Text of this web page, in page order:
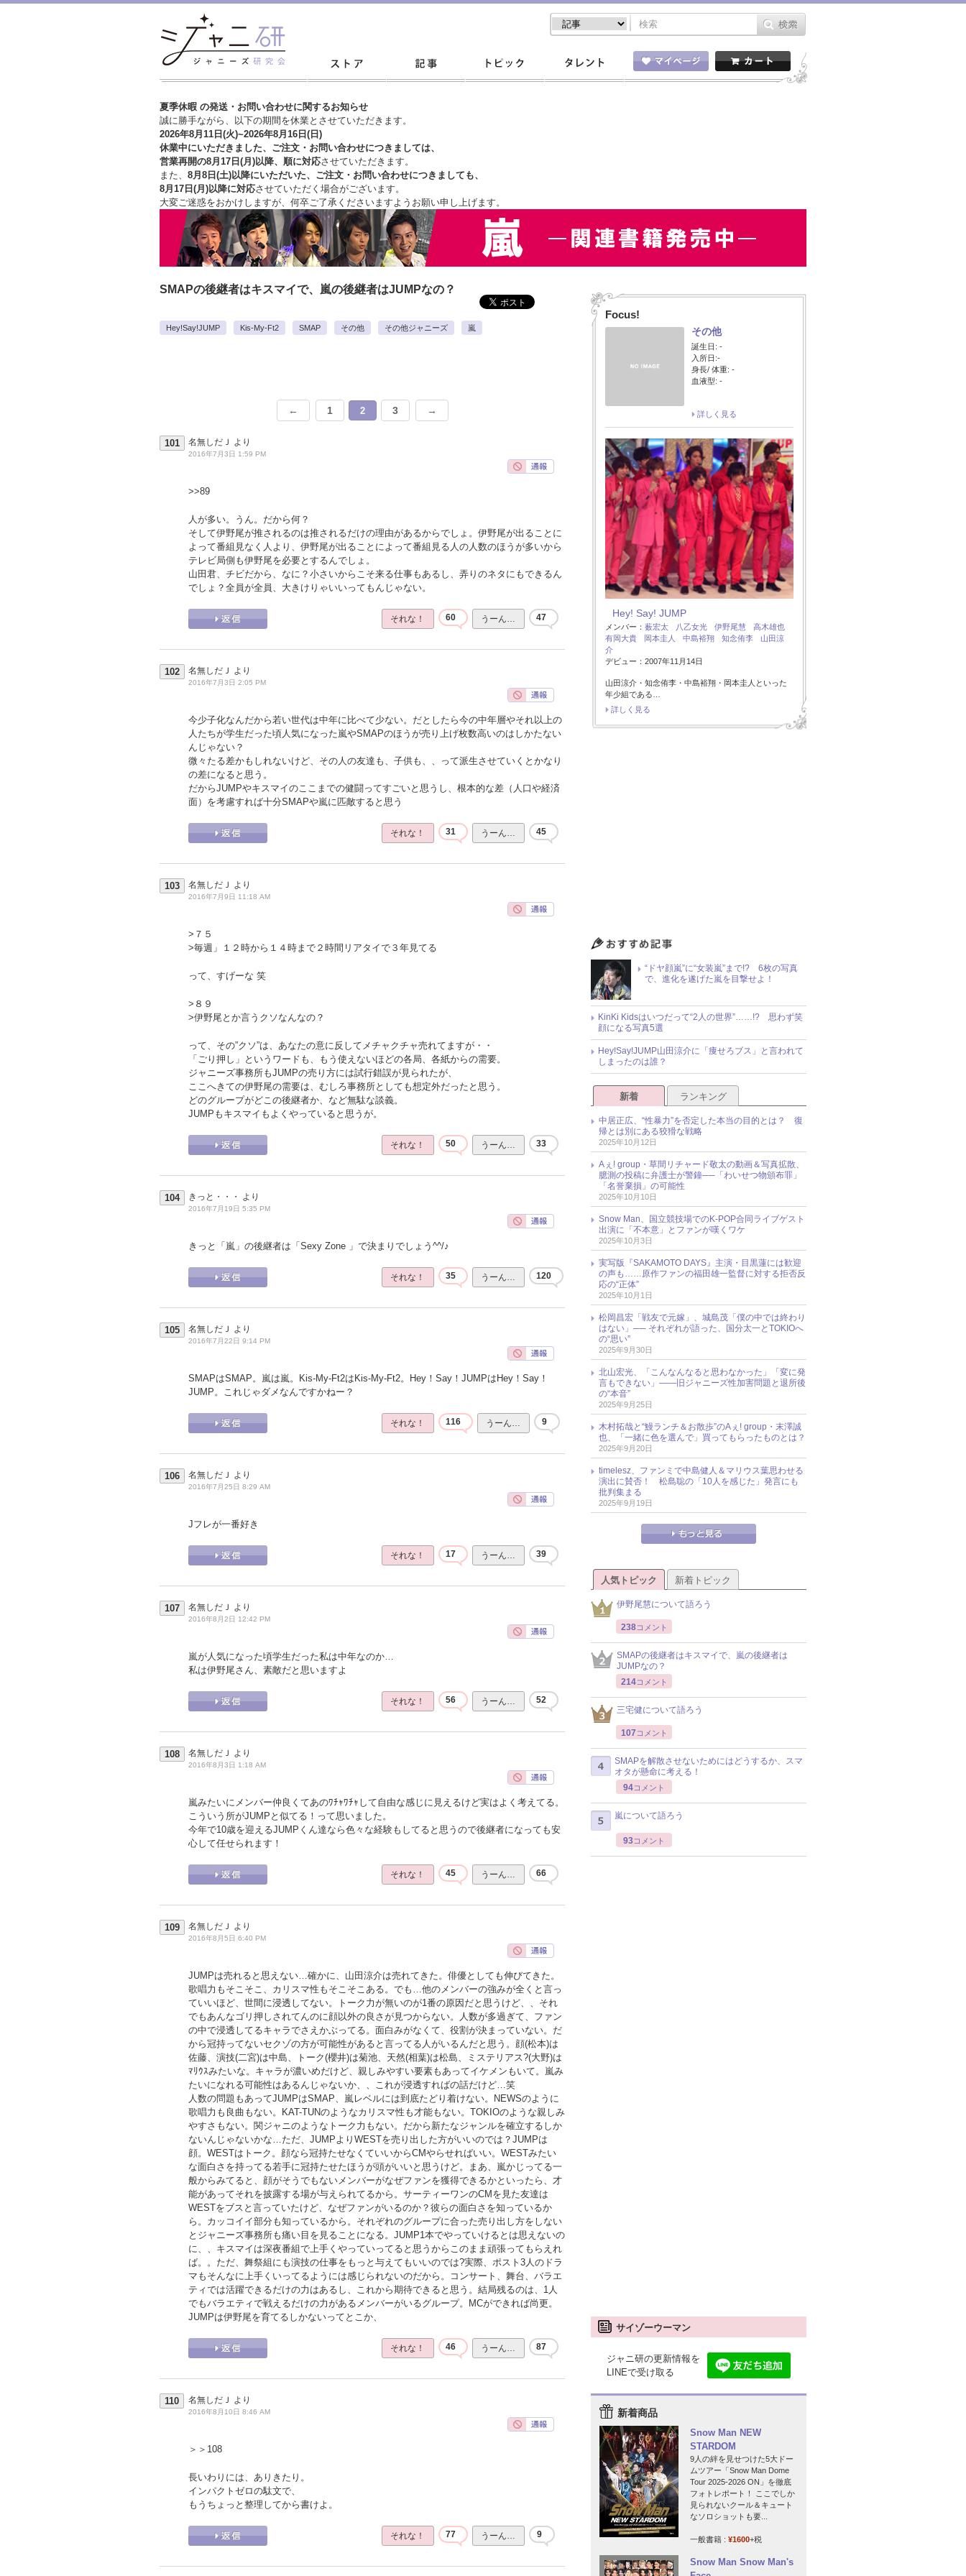
夏季休暇 の発送・お問い合わせに関するお知らせ
誠に勝手ながら、以下の期間を休業とさせていただきます。
2026年8月11日(火)~2026年8月16日(日)
休業中にいただきました、ご注文・お問い合わせにつきましては、
営業再開の8月17日(月)以降、順に対応させていただきます。
また、 8月8日(土)以降にいただいた、ご注文・ お問い合わせにつきましても、
8月17日(月)以降に対応させていただく場合がございます。
大変ご迷惑をおかけしますが、 何卒ご了承くださいますようお願い申し上げます。
SMAPの後継者はキスマイで、嵐の後継者はJUMPなの？
Hey!Say!JUMP Kis-My-Ft2 SMAP その他 その他ジャニーズ 嵐
← 1 2 3 →
101 名無しだＪ より
2016年7月3日 1:59 PM
>>89
人が多い。うん。だから何？
そして伊野尾が推されるのは推されるだけの理由があるからでしょ。伊野尾が出ることに
よって番組見なく人より、伊野尾が出ることによって番組見る人の人数のほうが多いから
テレビ局側も伊野尾を必要とするんでしょ。
山田君、チビだから、なに？小さいからこそ来る仕事もあるし、弄りのネタにもできるん
でしょ？全員が全員、大きけりゃいいってもんじゃない。
それな！ 60 うーん… 47
102 名無しだＪ より
2016年7月3日 2:05 PM
今少子化なんだから若い世代は中年に比べて少ない。だとしたら今の中年層やそれ以上の
人たちが学生だった頃人気になった嵐やSMAPのほうが売り上げ枚数高いのはしかたない
んじゃない？
微々たる差かもしれないけど、その人の友達も、子供も、、って派生させていくとかなり
の差になると思う。
だからJUMPやキスマイのここまでの健闘ってすごいと思うし、根本的な差（人口や経済
面）を考慮すれば十分SMAPや嵐に匹敵すると思う
それな！ 31 うーん… 45
103 名無しだＪ より
2016年7月9日 11:18 AM
>７５
>毎週」１２時から１４時まで２時間リアタイで３年見てる
って、すげーな 笑
>８９
>伊野尾とか言うクソなんなの？
って、その”クソ”は、あなたの意に反してメチャクチャ売れてますが・・
「ごり押し」というワードも、もう使えないほどの各局、各紙からの需要。
ジャニーズ事務所もJUMPの売り方には試行錯誤が見られたが、
ここへきての伊野尾の需要は、むしろ事務所としても想定外だったと思う。
どのグループがどこの後継者か、など無駄な談義。
JUMPもキスマイもよくやっていると思うが。
それな！ 50 うーん… 33
104 きっと・・・ より
2016年7月19日 5:35 PM
きっと「嵐」の後継者は「Sexy Zone 」で決まりでしょう^^/♪
それな！ 35 うーん… 120
105 名無しだＪ より
2016年7月22日 9:14 PM
SMAPはSMAP。嵐は嵐。Kis-My-Ft2はKis-My-Ft2。Hey！Say！JUMPはHey！Say！
JUMP。これじゃダメなんですかねー？
それな！ 116 うーん… 9
106 名無しだＪ より
2016年7月25日 8:29 AM
Jフレが一番好き
それな！ 17 うーん… 39
107 名無しだＪ より
2016年8月2日 12:42 PM
嵐が人気になった頃学生だった私は中年なのか…
私は伊野尾さん、素敵だと思いますよ
それな！ 56 うーん… 52
108 名無しだＪ より
2016年8月3日 1:18 AM
嵐みたいにメンバー仲良くてあのﾜﾁｬﾜﾁｬして自由な感じに見えるけど実はよく考えてる。
こういう所がJUMPと似てる！って思いました。
今年で10歳を迎えるJUMPくん達なら色々な経験もしてると思うので後継者になっても安
心して任せられます！
それな！ 45 うーん… 66
109 名無しだＪ より
2016年8月5日 6:40 PM
JUMPは売れると思えない…確かに、山田涼介は売れてきた。俳優としても伸びてきた。
歌唱力もそこそこ、カリスマ性もそこそこある。でも…他のメンバーの強みが全くと言っ
ていいほど、世間に浸透してない。トーク力が無いのが1番の原因だと思うけど、、それ
でもあんなゴリ押しされてんのに顔以外の良さが見つからない。人数が多過ぎて、ファン
の中で浸透してるキャラでさえかぶってる。面白みがなくて、役割が決まっていない。だ
から冠持ってないセクゾの方が可能性があると言ってる人がいるんだと思う。顔(松本)は
佐藤、演技(二宮)は中島、トーク(櫻井)は菊池、天然(相葉)は松島、ミステリアス?(大野)は
ﾏﾘｳｽみたいな。キャラが濃いめだけど、親しみやすい要素もあってイケメンもいて。嵐み
たいになれる可能性はあるんじゃないか、、これが浸透すればの話だけど…笑
人数の問題もあってJUMPはSMAP、嵐レベルには到底たどり着けない。NEWSのように
歌唱力も良曲もない。KAT-TUNのようなカリスマ性も才能もない。TOKIOのような親しみ
やすさもない。関ジャニのようなトーク力もない。だから新たなジャンルを確立するしか
ないんじゃないかな…ただ、JUMPよりWESTを売り出した方がいいのでは？JUMPは
顔。WESTはトーク。顔なら冠持たせなくていいからCMやらせればいい。WESTみたい
な面白さを持ってる若手に冠持たせたほうが頭がいいと思うけど。まあ、嵐かじってる一
般からみてると、顔がそうでもないメンバーがなぜファンを獲得できるかといったら、才
能があってそれを披露する場が与えられてるから。サーティーワンのCMを見た友達は
WESTをブスと言っていたけど、なぜファンがいるのか？彼らの面白さを知っているか
ら。カッコイイ部分も知っているから。それぞれのグループに合った売り出し方をしない
とジャニーズ事務所も痛い目を見ることになる。JUMP1本でやっていけるとは思えないの
に、、キスマイは深夜番組で上手くやっていってると思うからこのまま頑張ってもらえれ
ば。。ただ、舞祭組にも演技の仕事をもっと与えてもいいのでは?実際、ポスト3人のドラ
マもそんなに上手くいってるようには感じられないのだから。コンサート、舞台、バラエ
ティでは活躍できるだけの力はあるし、これから期待できると思う。結局残るのは、1人
でもバラエティで戦えるだけの力があるメンバーがいるグループ。MCができれば尚更。
JUMPは伊野尾を育てるしかないってとこか、
それな！ 46 うーん… 87
110 名無しだＪ より
2016年8月10日 8:46 AM
＞＞108
長いわりには、ありきたり。
インパクトゼロの駄文で、
もうちょっと整理してから書けよ。
それな！ 77 うーん… 9
Focus!
その他
誕生日: -
入所日:-
身長/ 体重: -
血液型: -
詳しく見る
Hey! Say! JUMP
メンバー： 薮宏太 八乙女光 伊野尾慧
高木雄也
有岡大貴
岡本圭人 中島裕翔 知念侑李
山田涼
介
デビュー：2007年11月14日
山田涼介・知念侑李・中島裕翔・岡本圭人といった
年少組である…
詳しく見る
“ドヤ顔嵐”に“女装嵐”まで!? 6枚の写真
で、進化を遂げた嵐を目撃せよ！
KinKi Kidsはいつだって“2人の世界”……!? 思わず笑
顔になる写真5選
Hey!Say!JUMP山田涼介に「痩せろブス」と言われて
しまったのは誰？
新着 ランキング
中居正広、“性暴力”を否定した本当の目的とは？ 復
帰とは別にある狡猾な戦略
2025年10月12日
Aぇ! group・草間リチャード敬太の動画＆写真拡散、
臆測の投稿に弁護士が警鐘──「わいせつ物頒布罪」
「名誉棄損」の可能性
2025年10月10日
Snow Man、国立競技場でのK-POP合同ライブゲスト
出演に「不本意」とファンが嘆くワケ
2025年10月3日
実写版『SAKAMOTO DAYS』主演・目黒蓮には歓迎
の声も……原作ファンの福田雄一監督に対する拒否反
応の“正体”
2025年10月1日
松岡昌宏「戦友で元嫁」、城島茂「僕の中では終わり
はない」── それぞれが語った、国分太一とTOKIOへ
の“思い”
2025年9月30日
北山宏光、「こんなんなると思わなかった」「変に発
言もできない」――旧ジャニーズ性加害問題と退所後
の“本音”
2025年9月25日
木村拓哉と“鰻ランチ＆お散歩”のAぇ! group・末澤誠
也、「一緒に色を選んで」買ってもらったものとは？
2025年9月20日
timelesz、ファンミで中島健人＆マリウス葉思わせる
演出に賛否！ 松島聡の「10人を感じた」発言にも
批判集まる
2025年9月19日
人気トピック 新着トピック
伊野尾慧について語ろう
238コメント
SMAPの後継者はキスマイで、嵐の後継者は
JUMPなの？
214コメント
三宅健について語ろう
107 コメント
SMAPを解散させないためにはどうするか、スマ
オタが懸命に考える！
94コメント
嵐について語ろう
93コメント
サイゾーウーマン
ジャニ研の更新情報を
LINEで受け取る
新着商品
Snow Man NEW
STARDOM
9人の絆を見せつけた5大ドー
ムツアー「Snow Man Dome
Tour 2025-2026 ON」を徹底
フォトレポート！ ここでしか
見られないクール＆キュート
なソロショットも要...
一般書籍 : ¥1600+税
Snow Man Snow Man's